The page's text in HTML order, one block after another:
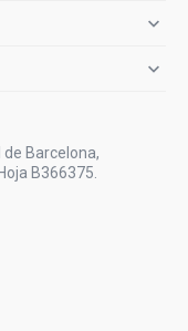


Barcelona,
B366375.